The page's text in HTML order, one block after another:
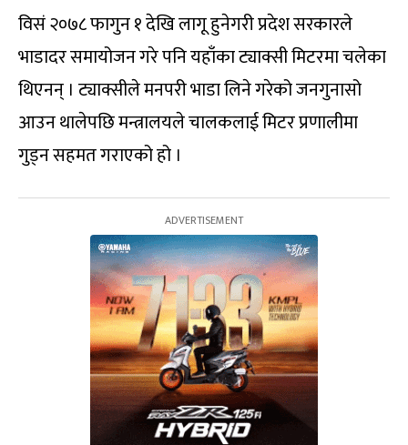
विसं २०७८ फागुन १ देखि लागू हुनेगरी प्रदेश सरकारले
भाडादर समायोजन गरे पनि यहाँका ट्याक्सी मिटरमा चलेका
थिएनन् । ट्याक्सीले मनपरी भाडा लिने गरेको जनगुनासो
आउन थालेपछि मन्त्रालयले चालकलाई मिटर प्रणालीमा
गुड्न सहमत गराएको हो ।